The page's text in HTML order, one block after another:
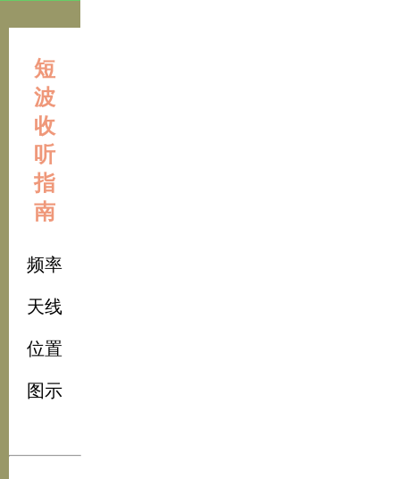
短
波
收
听
指
南
频率
天线
位置
图示